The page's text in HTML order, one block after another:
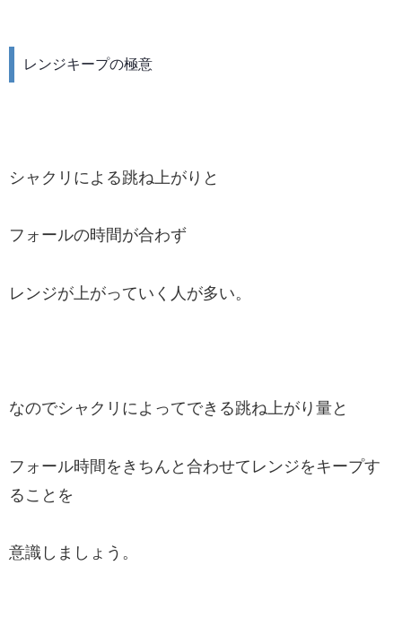
レンジキープの極意
シャクリによる跳ね上がりと
フォールの時間が合わず
レンジが上がっていく人が多い。
なのでシャクリによってできる跳ね上がり量と
フォール時間をきちんと合わせてレンジをキープす
ることを
意識しましょう。